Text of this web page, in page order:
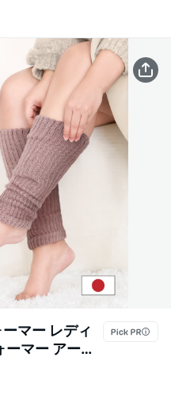
マー レディ
マー アーム
日本製 足冷
冷え対策 グ